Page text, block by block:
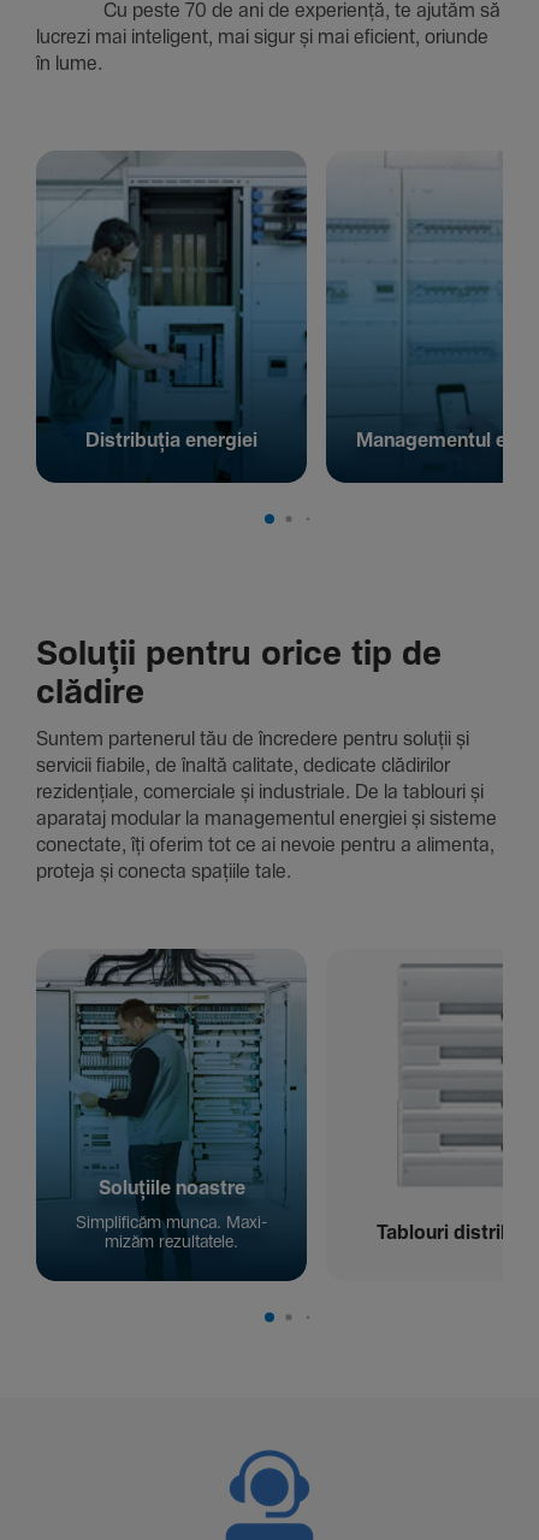
Cu peste 70 de ani de expe­riență, te ajutăm să
lucrezi mai inte­li­gent, mai sigur și mai eficient, oriunde
în lume.
Distribuția energiei Managementul
Soluții pentru orice tip de
clădire
Suntem parte­nerul tău de încre­dere pentru soluții și
servicii fiabile, de înaltă cali­tate, dedi­cate clădi­rilor
rezi­den­țiale, comer­ciale și indus­triale. De la tablouri și
aparataj modular la managementul energiei și sisteme
conec­tate, îți oferim tot ce ai nevoie pentru a alimenta,
proteja și conecta spațiile tale.
Solu­țiile noastre
Simpli­ficăm munca. Maxi­
mizăm rezul­ta­tele.
Tablouri